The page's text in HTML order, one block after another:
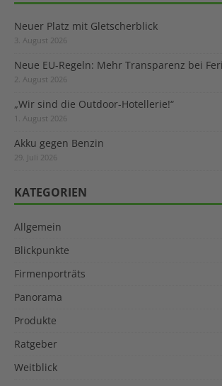
Neuer Platz mit Gletscherblick
3. August 2026
Neue EU-Regeln: Mehr Transparenz bei
2. August 2026
„Wir sind die Outdoor-Hotellerie!“
1. August 2026
Akku gegen Benzin
29. Juli 2026
KATEGORIEN
Allgemein
Blickpunkte
Firmenporträts
Panorama
Produkte
Ratgeber
Weitblick